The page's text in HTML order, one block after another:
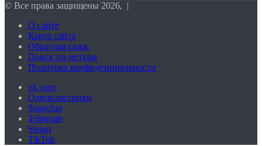
© Все права защищены 2026, |
О сайте
Карта сайта
Обратная связь
Поиск по меткам
Политика конфиденциальности
vk.com
Одноклассники
Snapchat
Telegram
Steam
TikTok